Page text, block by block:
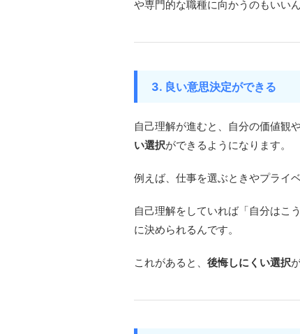
や専門的な職種に向かうのもいい
3. 良い意思決定ができる
自己理解が進むと、自分の価値観
い選択ができるようになります。
例えば、仕事を選ぶときやプライ
自己理解をしていれば「自分はこ
に決められるんです。
これがあると、 後悔しにくい選択